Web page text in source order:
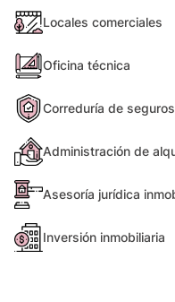
Locales comerciales
Oficina técnica
Correduría de seguros
Administración de
Asesoría jurídica
Inversión inmobiliaria